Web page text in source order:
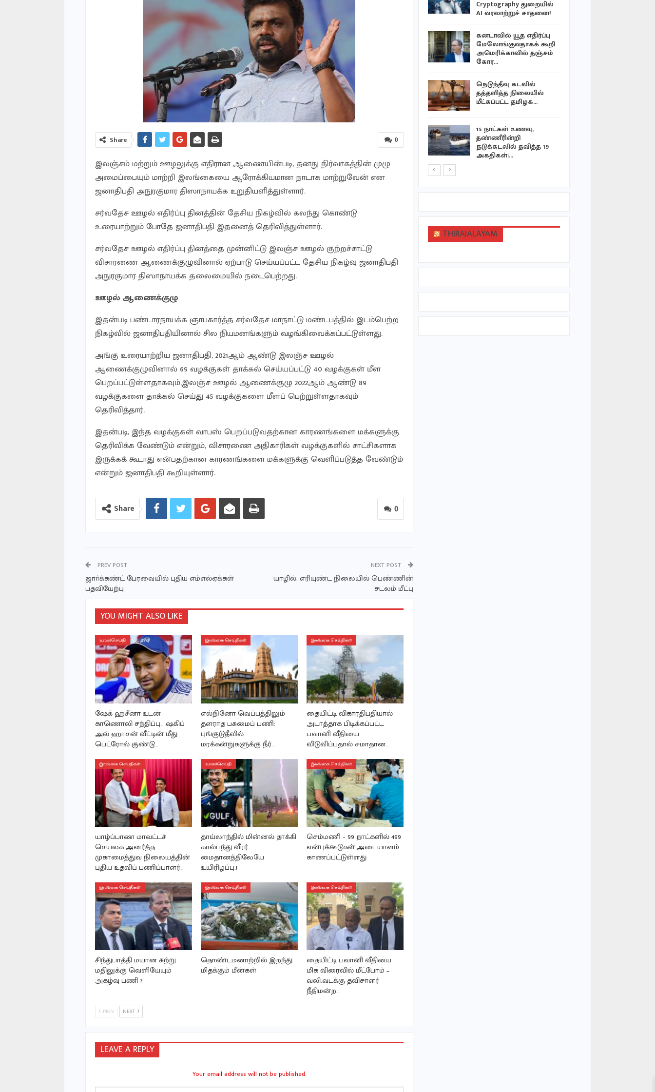
0
Share
இலஞ்சம் மற்றும் ஊழலுக்கு எதிரான ஆணையின்படி, தனது நிர்வாகத்தின் முழு
அமைப்பையும் மாற்றி இலங்கையை ஆரோக்கியமான நாடாக மாற்றுவேன் என
ஜனாதிபதி அநுரகுமார திஸாநாயக்க உறுதியளித்துள்ளார்.
சர்வதேச ஊழல் எதிர்ப்பு தினத்தின் தேசிய நிகழ்வில் கலந்து கொண்டு
உரையாற்றும் போதே ஜனாதிபதி இதனைத் தெரிவித்துள்ளார்.
சர்வதேச ஊழல் எதிர்ப்பு தினத்தை முன்னிட்டு இலஞ்ச ஊழல் குற்றச்சாட்டு
விசாரணை ஆணைக்குழுவினால் ஏற்பாடு செய்யப்பட்ட தேசிய நிகழ்வு ஜனாதிபதி
அநுரகுமார திஸாநாயக்க தலைமையில் நடைபெற்றது.
ஊழல் ஆணைக்குழு
இதன்படி பண்டாரநாயக்க ஞாபகார்த்த சர்வதேச மாநாட்டு மண்டபத்தில் இடம்பெற்ற
நிகழ்வில் ஜனாதிபதியினால் சில நியமனங்களும் வழங்கிவைக்கப்பட்டுள்ளது.
அங்கு உரையாற்றிய ஜனாதிபதி, 2021ஆம் ஆண்டு இலஞ்ச ஊழல்
ஆணைக்குழுவினால் 69 வழக்குகள் தாக்கல் செய்யப்பட்டு 40 வழக்குகள் மீள
பெறப்பட்டுள்ளதாகவும்,இலஞ்ச ஊழல் ஆணைக்குழு 2022ஆம் ஆண்டு 89
வழக்குகளை தாக்கல் செய்து 45 வழக்குகளை மீளப் பெற்றுள்ளதாகவும்
தெரிவித்தார்.
இதன்படி, இந்த வழக்குகள் வாபஸ் பெறப்படுவதற்கான காரணங்களை மக்களுக்கு
தெரிவிக்க வேண்டும் என்றும், விசாரணை அதிகாரிகள் வழக்குகளில் சாட்சிகளாக
இருக்கக் கூடாது என்பதற்கான காரணங்களை மக்களுக்கு வெளிப்படுத்த வேண்டும்
என்றும் ஜனாதிபதி கூறியுள்ளார்.
0
Share
PREV POST
ஜாா்க்கண்ட் பேரவையில் புதிய எம்எல்ஏக்கள்
பதவியேற்பு
NEXT POST
யாழில். எரியுண்ட நிலையில் பெண்ணின்
சடலம் மீட்பு
YOU MIGHT ALSO LIKE
உலகச்செய்தி
ஷேக் ஹசீனா உடன்
காணொலி சந்திப்பு… ஷகிப்
அல் ஹாசன் வீட்டின் மீது
பெட்ரோல் குண்டு…
இலங்கை செய்திகள்
எல்நினோ வெப்பத்திலும்
தளராத பசுமைப் பணி:
புங்குடுதீவில்
மரக்கன்றுகளுக்கு நீர்…
இலங்கை செய்திகள்
தையிட்டி விகாரதிபதியால்
அடாத்தாக பிடிக்கப்பட்ட
பவானி வீதியை
விடுவிப்பதால் சமாதான…
இலங்கை செய்திகள்
யாழ்ப்பாண மாவட்டச்
செயலக அனர்த்த
முகாமைத்துவ நிலையத்தின்
புதிய உதவிப் பணிப்பாளர்…
உலகச்செய்தி
தாய்லாந்தில் மின்னல் தாக்கி
கால்பந்து வீரர்
மைதானத்திலேயே
உயிரிழப்பு.!
இலங்கை செய்திகள்
செம்மணி – 99 நாட்களில் 499
என்புக்கூடுகள் அடையாளம்
காணப்பட்டுள்ளது
இலங்கை செய்திகள்
சிந்துபாத்தி மயான சுற்று
மதிலுக்கு வெளியேயும்
அகழ்வு பணி ?
இலங்கை செய்திகள்
தொண்டமனாற்றில் இறந்து
மிதக்கும் மீன்கள்
இலங்கை செய்திகள்
தையிட்டி பவானி வீதியை
மிக விரைவில் மீட்போம் –
வலி.வடக்கு தவிசாளர்
நீதிமன்ற…
PREV NEXT
LEAVE A REPLY
Your email address will not be published.
மாறியுள்ளது…
ஈரான் விவகாரம்: 48 மணி
நேரங்களில் தெரியும்:
டொனால்டு டிரம்ப்
இழப்பீட்டு தொகையை
குறிப்பிடாது சத்திய
கடதாசியில் கையொப்பம்
வாங்க…
Cryptography துறையில்
AI வரலாற்றுச் சாதனை!
கனடாவில் யூத எதிர்ப்பு
மேலோங்குவதாகக் கூறி
அமெரிக்காவில் தஞ்சம்
கோர…
நெடுந்தீவு கடலில்
தத்தளித்த நிலையில்
மீட்கப்பட்ட தமிழக…
15 நாட்கள் உணவு,
தண்ணீரின்றி
நடுக்கடலில் தவித்த 19
அகதிகள்:…
THIRAIALAYAM